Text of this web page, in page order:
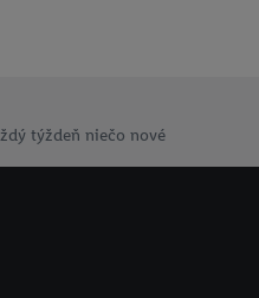
týždeň niečo nové
o dobe
v našich